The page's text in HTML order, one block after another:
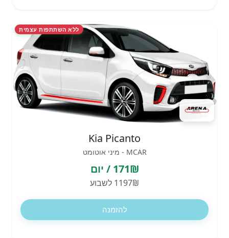
ללא השתתפות עצמית
Kia Picanto
MCAR - מיני אוטומט
171₪ / יום
1197₪ לשבוע
להזמנה